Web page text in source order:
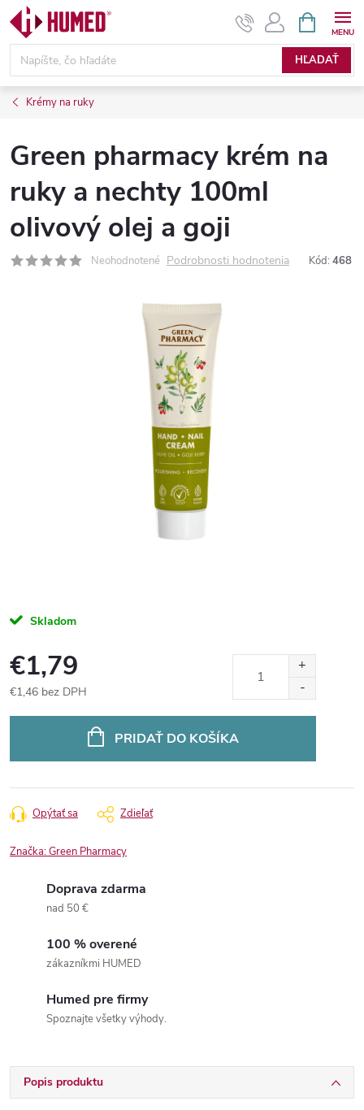
Prejsť
obsah
HĽADAŤ
KOŠÍK
Krémy na ruky
Green pharmacy krém na
ruky a nechty 100ml
olivový olej a goji
Neohodnotené Podrobnosti hodnotenia Kód: 468
Skladom
€1,79
€1,46 bez DPH
PRIDAŤ DO KOŠÍKA
Opýtať sa Zdieľať
Značka:Green Pharmacy
Doprava zdarma
nad 50 €
100 % overené
zákazníkmi HUMED
Humed pre firmy
Spoznajte všetky výhody.
Popis produktu